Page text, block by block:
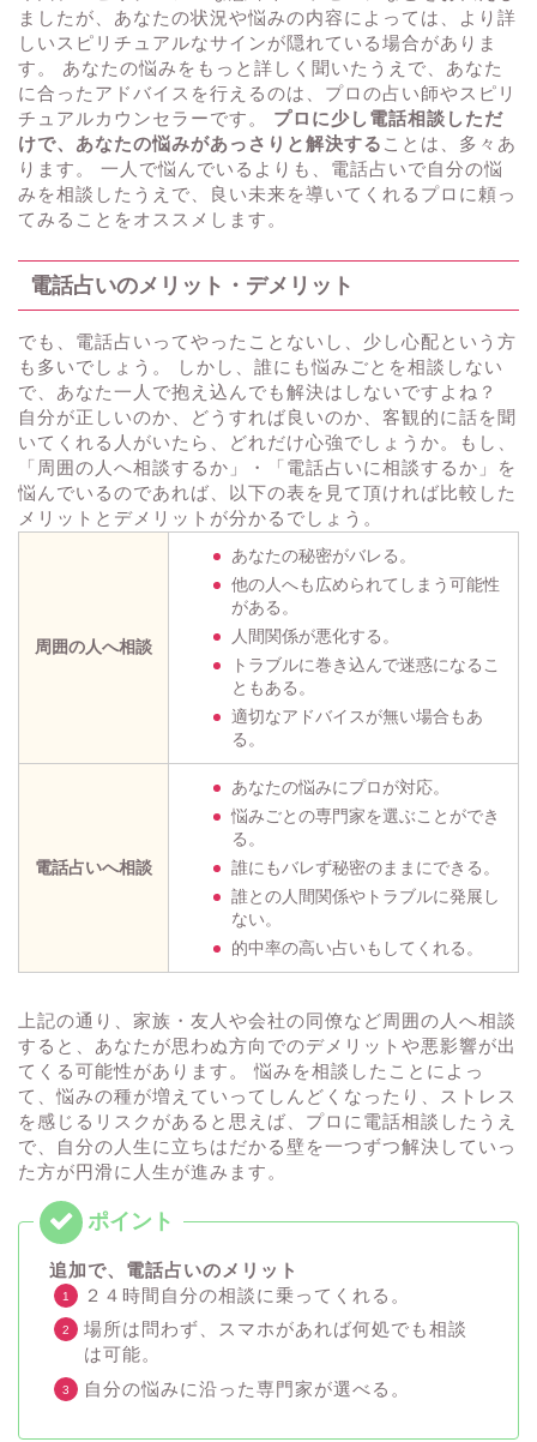
ましたが、あなたの状況や悩みの内容によっては、より詳
しいスピリチュアルなサインが隠れている場合がありま
す。 あなたの悩みをもっと詳しく聞いたうえで、あなた
に合ったアドバイスを行えるのは、プロの占い師やスピリ
チュアルカウンセラーです。 プロに少し電話相談しただ
けで、あなたの悩みがあっさりと解決する ことは、多々あ
ります。 一人で悩んでいるよりも、電話占いで自分の悩
みを相談したうえで、良い未来を導いてくれるプロに頼っ
てみることをオススメします。
電話占いのメリット・デメリット
でも、電話占いってやったことないし、少し心配という方
も多いでしょう。 しかし、誰にも悩みごとを相談しない
で、あなた一人で抱え込んでも解決はしないですよね？
自分が正しいのか、どうすれば良いのか、客観的に話を聞
いてくれる人がいたら、どれだけ心強でしょうか。もし、
「周囲の人へ相談するか」・「電話占いに相談するか」を
悩んでいるのであれば、以下の表を見て頂ければ比較した
メリットとデメリットが分かるでしょう。
周囲の人へ相談
あなたの秘密がバレる。
他の人へも広められてしまう可能性
がある。
人間関係が悪化する。
トラブルに巻き込んで迷惑になるこ
ともある。
適切なアドバイスが無い場合もあ
る。
電話占いへ相談
あなたの悩みにプロが対応。
悩みごとの専門家を選ぶことができ
る。
誰にもバレず秘密のままにできる。
誰との人間関係やトラブルに発展し
ない。
的中率の高い占いもしてくれる。
上記の通り、家族・友人や会社の同僚など周囲の人へ相談
すると、あなたが思わぬ方向でのデメリットや悪影響が出
てくる可能性があります。 悩みを相談したことによっ
て、悩みの種が増えていってしんどくなったり、ストレス
を感じるリスクがあると思えば、プロに電話相談したうえ
で、自分の人生に立ちはだかる壁を一つずつ解決していっ
た方が円滑に人生が進みます。
追加で、電話占いのメリット
２４時間自分の相談に乗ってくれる。
場所は問わず、スマホがあれば何処でも相談
は可能。
自分の悩みに沿った専門家が選べる。